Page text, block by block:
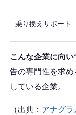
乗り換えサポート
こんな企業に向い
告の専門性を求
している企業。
（出典： アナグラ